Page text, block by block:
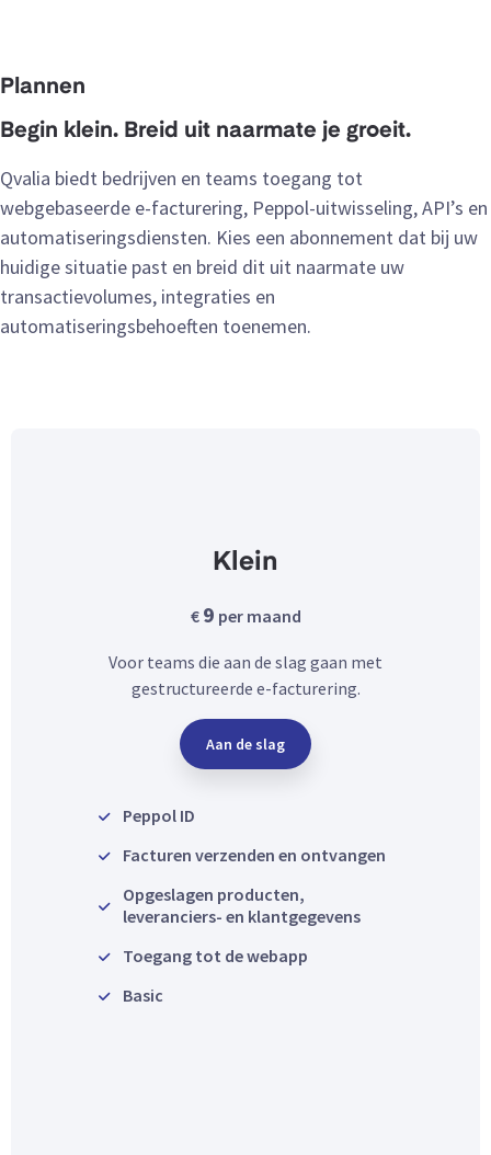
Plannen
Begin klein. Breid uit naarmate je groeit.
Qvalia biedt bedrijven en teams toegang tot
webgebaseerde e-facturering, Peppol-uitwisseling, API’s en
automatiseringsdiensten. Kies een abonnement dat bij uw
huidige situatie past en breid dit uit naarmate uw
transactievolumes, integraties en
automatiseringsbehoeften toenemen.
Klein
€ 9 per maand
Voor teams die aan de slag gaan met
gestructureerde e-facturering.
Aan de slag
Peppol ID
Facturen verzenden en ontvangen
Opgeslagen producten,
leveranciers- en klantgegevens
Toegang tot de webapp
Basic